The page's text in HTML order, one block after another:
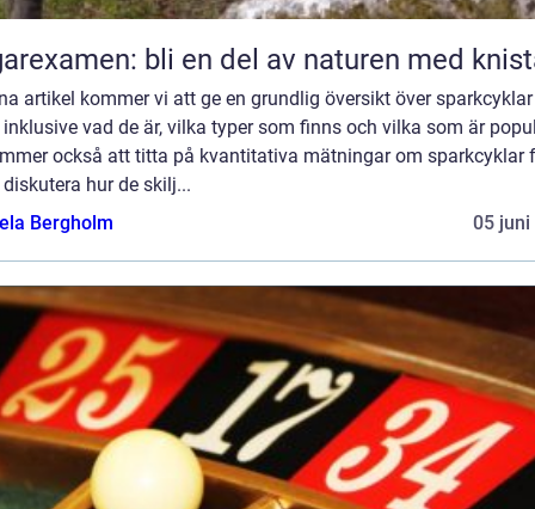
bli en del av naturen med
artikel kommer vi att ge en grundlig översikt över
inklusive vad de är, vilka typer som finns och vilka som är
också att titta på kvantitativa mätningar om sparkcyklar
diskutera hur de skilj...
Bergholm
05 juni